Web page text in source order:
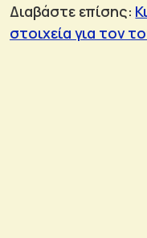
Διαβάστε επίσης:
στοιχεία για τον